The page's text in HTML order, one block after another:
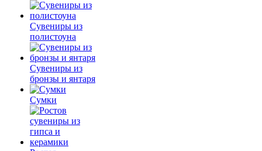
Сувениры из
полистоуна
Сувениры из
бронзы и янтаря
Сумки